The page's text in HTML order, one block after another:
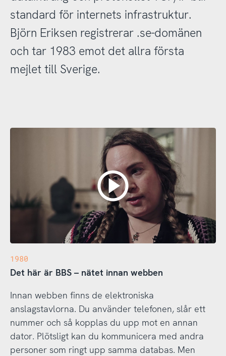
standard för internets infrastruktur.
Björn Eriksen registrerar .se-domänen
och tar 1983 emot det allra första
mejlet till Sverige.
1980
Det här är BBS – nätet innan webben
Innan webben finns de elektroniska
anslagstavlorna. Du använder telefonen, slår ett
nummer och så kopplas du upp mot en annan
dator. Plötsligt kan du kommunicera med andra
personer som ringt upp samma databas. Men